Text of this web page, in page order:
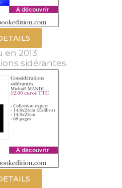
en 2013
sidérantes